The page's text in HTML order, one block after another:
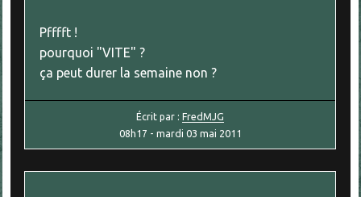
Pfffft !
pourquoi "VITE" ?
ça peut durer la semaine non ?
Écrit par :FredMJG
08h17 - mardi 03 mai 2011